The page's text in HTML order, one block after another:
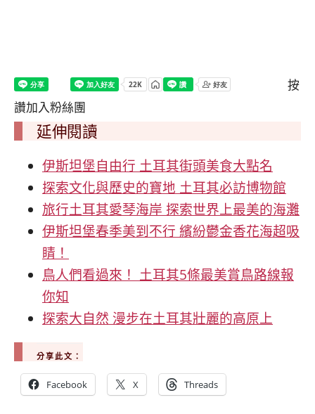
按
讚加入粉絲團
延伸閱讀
伊斯坦堡自由行 土耳其街頭美食大點名
探索文化與歷史的寶地 土耳其必訪博物館
旅行土耳其愛琴海岸 探索世界上最美的海灘
伊斯坦堡春季美到不行 繽紛鬱金香花海超吸
睛！
鳥人們看過來！ 土耳其5條最美賞鳥路線報
你知
探索大自然 漫步在土耳其壯麗的高原上
分享此文：
Facebook X Threads